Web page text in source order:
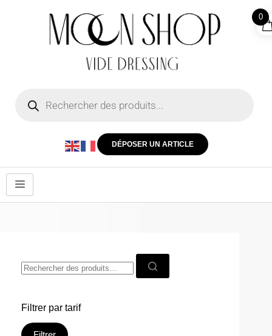
DÉPOSER UN ARTICLE
Filtrer par tarif
0